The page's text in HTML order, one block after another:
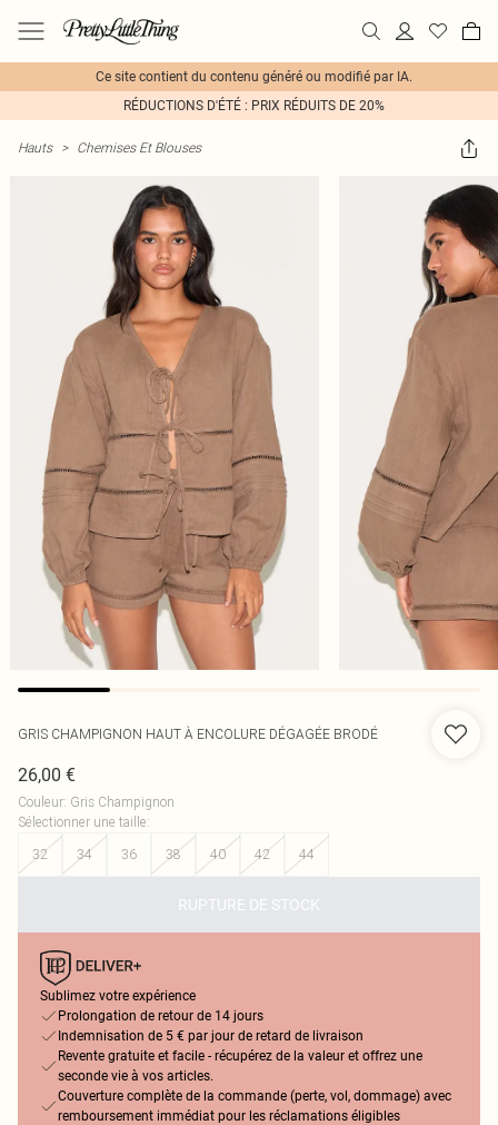
Ce site contient du contenu généré ou modifié par IA.
RÉDUCTIONS D'ÉTÉ : PRIX RÉDUITS DE 20%
Hauts > Chemises Et Blouses
GRIS CHAMPIGNON HAUT À ENCOLURE DÉGAGÉE BRODÉ
26,00 €
Couleur: Gris Champignon
Sélectionner une taille:
32
34 36 38 40 42 44
RUPTURE DE STOCK
Sublimez votre expérience
Prolongation de retour de 14 jours
Indemnisation de 5 € par jour de retard de livraison
Revente gratuite et facile - récupérez de la valeur et offrez une
seconde vie à vos articles.
Couverture complète de la commande (perte, vol, dommage) avec
remboursement immédiat pour les réclamations éligibles